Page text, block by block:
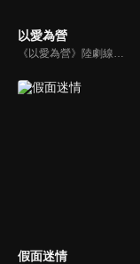
以愛為營
假面迷情